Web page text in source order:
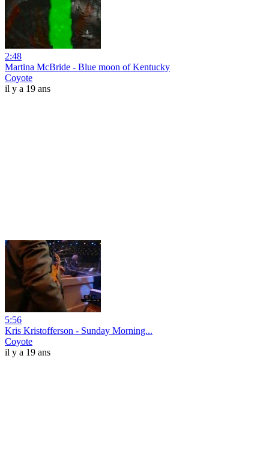
2:48
Martina McBride - Blue moon of Kentucky
Coyote
il y a 19 ans
5:56
Kris Kristofferson - Sunday Morning...
Coyote
il y a 19 ans